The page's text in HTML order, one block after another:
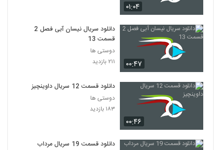
۰۱:۰۴
۰۰:۴۷
دانلود سریال نیسان آبی فصل 2
قسمت 13
دوستی ها
۲۱۱ بازدید
۰۰:۴۶
دانلود قسمت 12 سریال داوینچیز
دوستی ها
۱۸۳ بازدید
دانلود قسمت 19 سریال مرداب